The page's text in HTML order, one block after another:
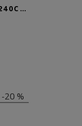
FREDERIQUE C... FC-240CD2NH2B
-20 %